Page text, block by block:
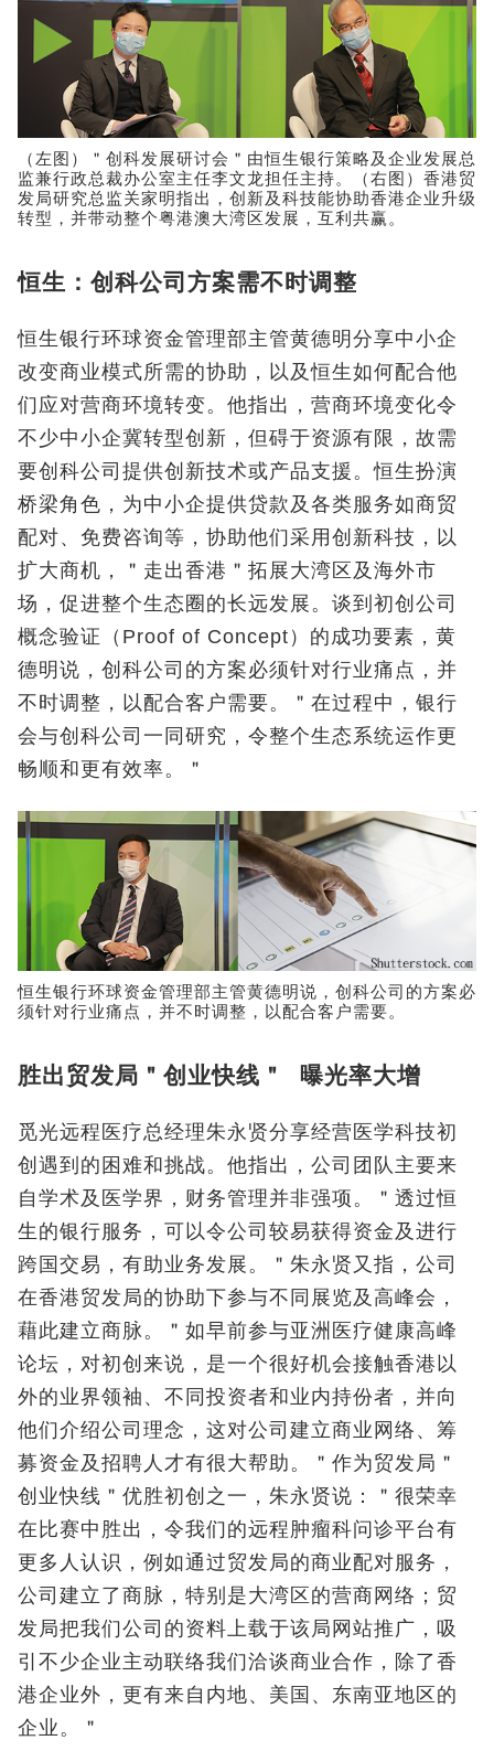
（左图）＂创科发展研讨会＂由恒生银行策略及企业发展总
监兼行政总裁办公室主任李文龙担任主持。（右图）香港贸
发局研究总监关家明指出，创新及科技能协助香港企业升级
转型，并带动整个粤港澳大湾区发展，互利共赢。
恒生：创科公司方案需不时调整
恒生银行环球资金管理部主管黄德明分享中小企
改变商业模式所需的协助，以及恒生如何配合他
们应对营商环境转变。他指出，营商环境变化令
不少中小企冀转型创新，但碍于资源有限，故需
要创科公司提供创新技术或产品支援。恒生扮演
桥梁角色，为中小企提供贷款及各类服务如商贸
配对、免费咨询等，协助他们采用创新科技，以
扩大商机，＂走出香港＂拓展大湾区及海外市
场，促进整个生态圈的长远发展。谈到初创公司
概念验证（Proof of Concept）的成功要素，黄
德明说，创科公司的方案必须针对行业痛点，并
不时调整，以配合客户需要。＂在过程中，银行
会与创科公司一同研究，令整个生态系统运作更
畅顺和更有效率。＂
恒生银行环球资金管理部主管黄德明说，创科公司的方案必
须针对行业痛点，并不时调整，以配合客户需要。
胜出贸发局＂创业快线＂ 曝光率大增
觅光远程医疗总经理朱永贤分享经营医学科技初
创遇到的困难和挑战。他指出，公司团队主要来
自学术及医学界，财务管理并非强项。＂透过恒
生的银行服务，可以令公司较易获得资金及进行
跨国交易，有助业务发展。＂朱永贤又指，公司
在香港贸发局的协助下参与不同展览及高峰会，
藉此建立商脉。＂如早前参与亚洲医疗健康高峰
论坛，对初创来说，是一个很好机会接触香港以
外的业界领袖、不同投资者和业内持份者，并向
他们介绍公司理念，这对公司建立商业网络、筹
募资金及招聘人才有很大帮助。＂作为贸发局＂
创业快线＂优胜初创之一，朱永贤说：＂很荣幸
在比赛中胜出，令我们的远程肿瘤科问诊平台有
更多人认识，例如通过贸发局的商业配对服务，
公司建立了商脉，特别是大湾区的营商网络；贸
发局把我们公司的资料上载于该局网站推广，吸
引不少企业主动联络我们洽谈商业合作，除了香
港企业外，更有来自内地、美国、东南亚地区的
企业。＂